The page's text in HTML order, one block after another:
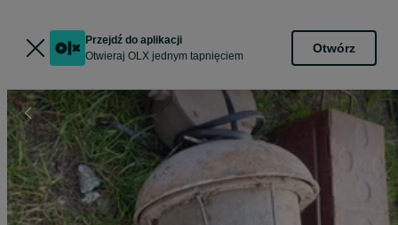
Przejdź do aplikacji
Otwieraj OLX jednym tapnięciem
Otwórz